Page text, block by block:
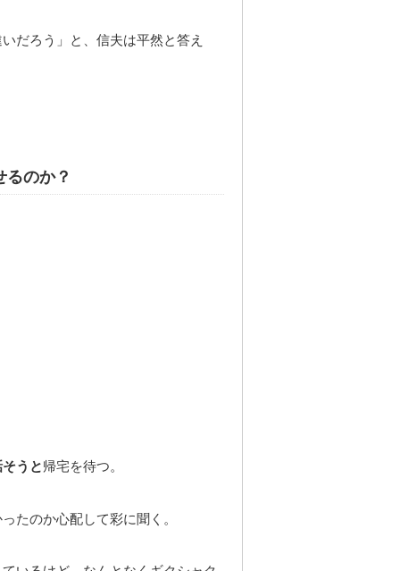
だろう」と、信夫は平然と答え
のか？
うと帰宅を待つ。
たのか心配して彩に聞く。